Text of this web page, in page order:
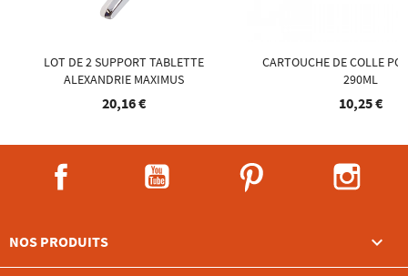
LOT DE 2 SUPPORT TABLETTE
ALEXANDRIE MAXIMUS
20,16 €
CARTOUCHE DE COLLE
290ML
10,25 €
NOS PRODUITS 